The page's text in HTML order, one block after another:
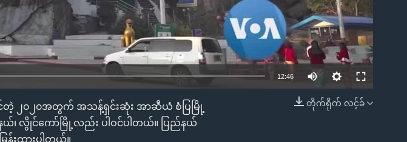
EMBED
12:46
တိုက်ရိုက် လင့်ခ်
င်တဲ့ ၂၀၂၀အတွက် အသန့်ရှင်းဆုံး အာဆီယံ စံပြမြို့
နယ်၊ လွိုင်ကော်မြို့လည်း ပါဝင်ပါတယ်။ ပြည်နယ်
န်းထားပါတယ်။